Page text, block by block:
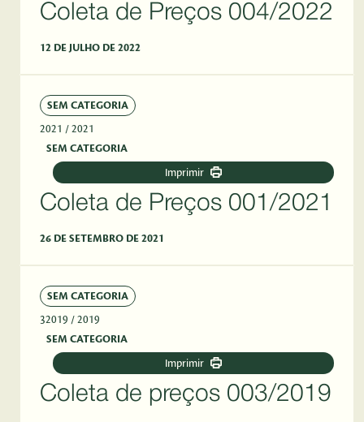
Coleta de Preços 004/2022
12 DE JULHO DE 2022
SEM CATEGORIA
2021 / 2021
SEM CATEGORIA
Imprimir
Coleta de Preços 001/2021
26 DE SETEMBRO DE 2021
SEM CATEGORIA
32019 / 2019
SEM CATEGORIA
Imprimir
Coleta de preços 003/2019